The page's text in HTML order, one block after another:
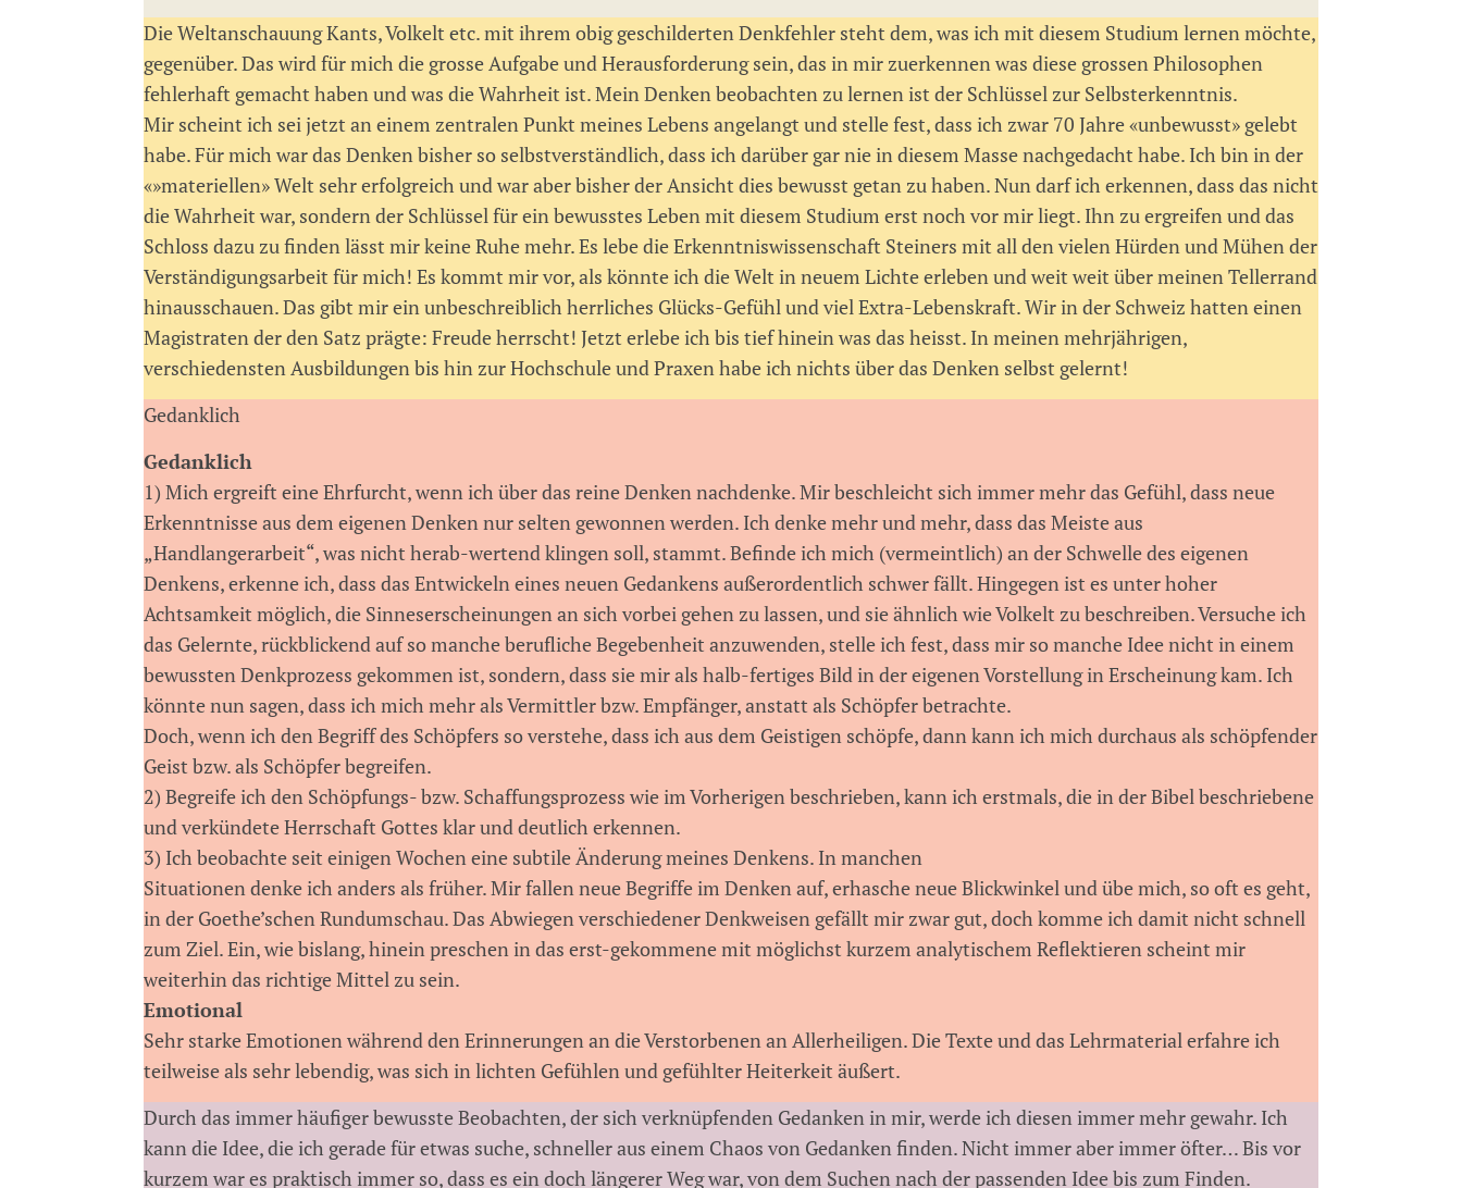
Die Weltanschauung Kants, Volkelt etc. mit ihrem obig geschilderten Denkfehler steht dem, was ich mit diesem Studium lernen möchte,
gegenüber. Das wird für mich die grosse Aufgabe und Herausforderung sein, das in mir zuerkennen was diese grossen Philosophen
fehlerhaft gemacht haben und was die Wahrheit ist. Mein Denken beobachten zu lernen ist der Schlüssel zur Selbsterkenntnis.
Mir scheint ich sei jetzt an einem zentralen Punkt meines Lebens angelangt und stelle fest, dass ich zwar 70 Jahre «unbewusst» gelebt
habe. Für mich war das Denken bisher so selbstverständlich, dass ich darüber gar nie in diesem Masse nachgedacht habe. Ich bin in der
«»materiellen» Welt sehr erfolgreich und war aber bisher der Ansicht dies bewusst getan zu haben. Nun darf ich erkennen, dass das nicht
die Wahrheit war, sondern der Schlüssel für ein bewusstes Leben mit diesem Studium erst noch vor mir liegt. Ihn zu ergreifen und das
Schloss dazu zu finden lässt mir keine Ruhe mehr. Es lebe die Erkenntniswissenschaft Steiners mit all den vielen Hürden und Mühen der
Verständigungsarbeit für mich! Es kommt mir vor, als könnte ich die Welt in neuem Lichte erleben und weit weit über meinen Tellerrand
hinausschauen. Das gibt mir ein unbeschreiblich herrliches Glücks-Gefühl und viel Extra-Lebenskraft. Wir in der Schweiz hatten einen
Magistraten der den Satz prägte: Freude herrscht! Jetzt erlebe ich bis tief hinein was das heisst. In meinen mehrjährigen,
verschiedensten Ausbildungen bis hin zur Hochschule und Praxen habe ich nichts über das Denken selbst gelernt!
Gedanklich
Gedanklich
1) Mich ergreift eine Ehrfurcht, wenn ich über das reine Denken nachdenke. Mir beschleicht sich immer mehr das Gefühl, dass neue
Erkenntnisse aus dem eigenen Denken nur selten gewonnen werden. Ich denke mehr und mehr, dass das Meiste aus
„Handlangerarbeit“, was nicht herab-wertend klingen soll, stammt. Befinde ich mich (vermeintlich) an der Schwelle des eigenen
Denkens, erkenne ich, dass das Entwickeln eines neuen Gedankens außerordentlich schwer fällt. Hingegen ist es unter hoher
Achtsamkeit möglich, die Sinneserscheinungen an sich vorbei gehen zu lassen, und sie ähnlich wie Volkelt zu beschreiben. Versuche ich
das Gelernte, rückblickend auf so manche berufliche Begebenheit anzuwenden, stelle ich fest, dass mir so manche Idee nicht in einem
bewussten Denkprozess gekommen ist, sondern, dass sie mir als halb-fertiges Bild in der eigenen Vorstellung in Erscheinung kam. Ich
könnte nun sagen, dass ich mich mehr als Vermittler bzw. Empfänger, anstatt als Schöpfer betrachte.
Doch, wenn ich den Begriff des Schöpfers so verstehe, dass ich aus dem Geistigen schöpfe, dann kann ich mich durchaus als schöpfender
Geist bzw. als Schöpfer begreifen.
2) Begreife ich den Schöpfungs- bzw. Schaffungsprozess wie im Vorherigen beschrieben, kann ich erstmals, die in der Bibel beschriebene
und verkündete Herrschaft Gottes klar und deutlich erkennen.
3) Ich beobachte seit einigen Wochen eine subtile Änderung meines Denkens. In manchen
Situationen denke ich anders als früher. Mir fallen neue Begriffe im Denken auf, erhasche neue Blickwinkel und übe mich, so oft es geht,
in der Goethe’schen Rundumschau. Das Abwiegen verschiedener Denkweisen gefällt mir zwar gut, doch komme ich damit nicht schnell
zum Ziel. Ein, wie bislang, hinein preschen in das erst-gekommene mit möglichst kurzem analytischem Reflektieren scheint mir
weiterhin das richtige Mittel zu sein.
Emotional
Sehr starke Emotionen während den Erinnerungen an die Verstorbenen an Allerheiligen. Die Texte und das Lehrmaterial erfahre ich
teilweise als sehr lebendig, was sich in lichten Gefühlen und gefühlter Heiterkeit äußert.
Durch das immer häufiger bewusste Beobachten, der sich verknüpfenden Gedanken in mir, werde ich diesen immer mehr gewahr. Ich
kann die Idee, die ich gerade für etwas suche, schneller aus einem Chaos von Gedanken finden. Nicht immer aber immer öfter… Bis vor
kurzem war es praktisch immer so, dass es ein doch längerer Weg war, von dem Suchen nach der passenden Idee bis zum Finden.